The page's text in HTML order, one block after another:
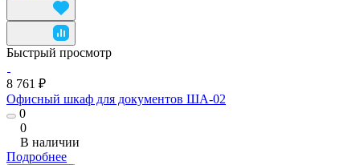
Быстрый просмотр
8 761 ₽
Офисный шкаф для документов ША-02
0
0
В наличии
Подробнее